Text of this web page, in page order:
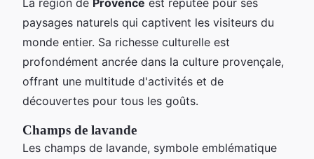
paysages naturels qui captivent les visiteurs du
monde entier. Sa richesse culturelle est
profondément ancrée dans la culture provençale,
offrant une multitude d'activités et de
découvertes pour tous les goûts.
Champs de lavande
Les champs de lavande, symbole emblématique